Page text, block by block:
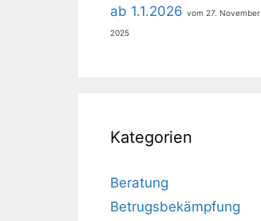
ab 1.1.2026
27. November
2025
Kategorien
Beratung
Betrugsbekämpfung